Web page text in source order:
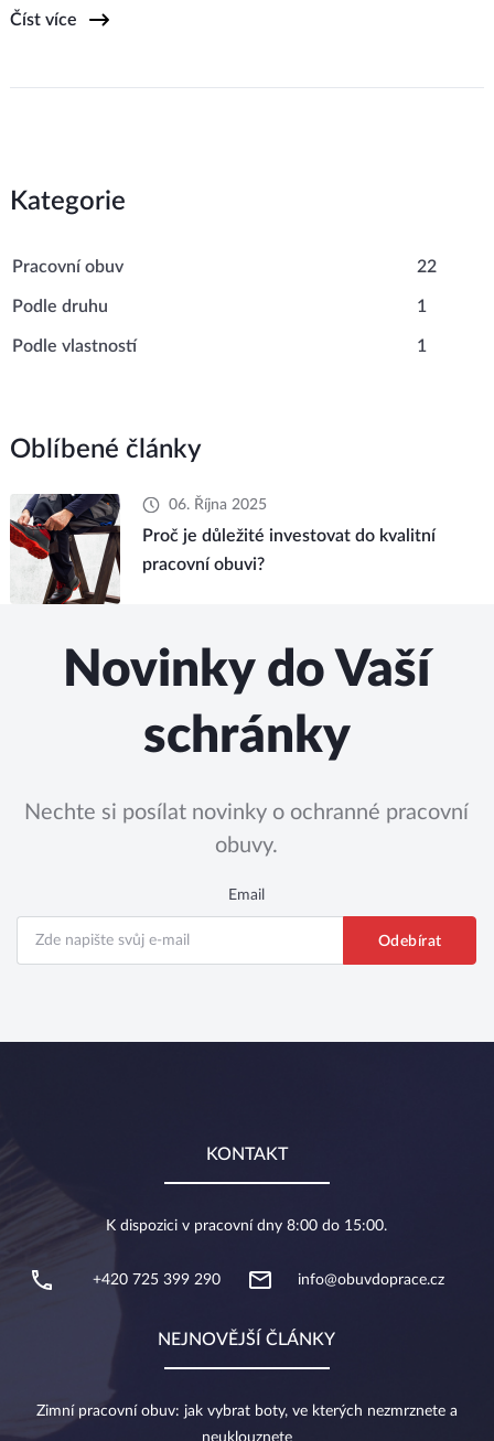
Číst více
Kategorie
Pracovní obuv 22
Podle druhu 1
Podle vlastností 1
Oblíbené články
06. Října 2025
Proč je důležité investovat do kvalitní
pracovní obuvi?
Novinky do Vaší
schránky
Nechte si posílat novinky o ochranné pracovní
obuvy.
Email
KONTAKT
K dispozici v pracovní dny 8:00 do 15:00.
+420 725 399 290 info@obuvdoprace.cz
NEJNOVĚJŠÍ ČLÁNKY
Zimní pracovní obuv: jak vybrat boty, ve kterých nezmrznete a
neuklouznete